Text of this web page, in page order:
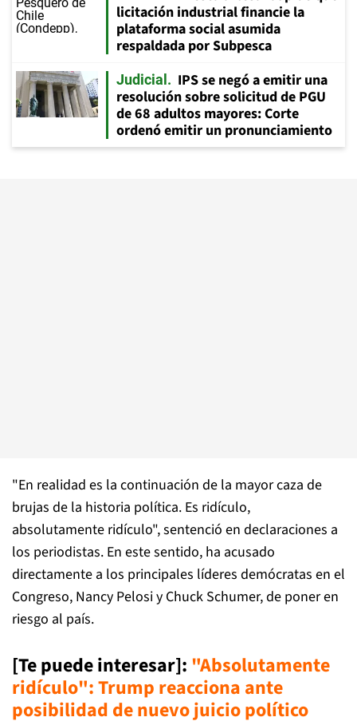
licitación industrial financie la
plataforma social asumida
respaldada por Subpesca
Judicial
IPS se negó a emitir una
resolución sobre solicitud de PGU
de 68 adultos mayores: Corte
ordenó emitir un pronunciamiento
"En realidad es la continuación de la mayor caza de
brujas de la historia política. Es ridículo,
absolutamente ridículo", sentenció en declaraciones a
los periodistas. En este sentido, ha acusado
directamente a los principales líderes demócratas en el
Congreso, Nancy Pelosi y Chuck Schumer, de poner en
riesgo al país.
[Te puede interesar]: "Absolutamente
ridículo": Trump reacciona ante
posibilidad de nuevo juicio político